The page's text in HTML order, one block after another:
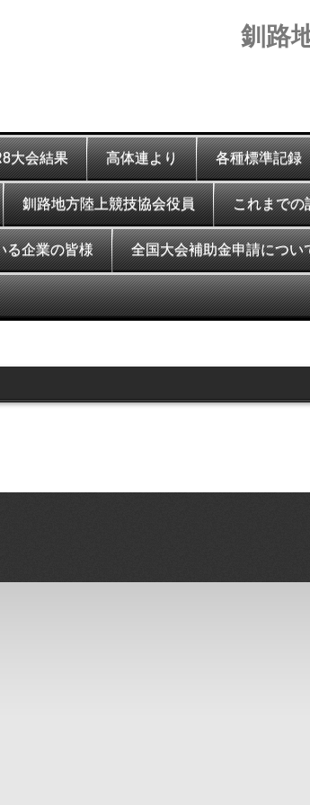
釧路
大会結果 高体連より 各種標準記録
釧路地方陸上競技協会役員 これまでの
る企業の皆様 全国大会補助金申請につい